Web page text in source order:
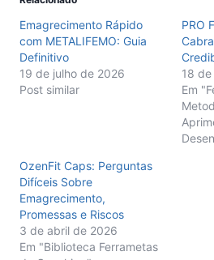
Emagrecimento Rápido
com METALIFEMO: Guia
Definitivo
19 de julho de 2026
Post similar
PRO
18
Em
OzenFit Caps: Perguntas
Difíceis Sobre
Emagrecimento,
Promessas e Riscos
3 de abril de 2026
Em "Biblioteca Ferrametas